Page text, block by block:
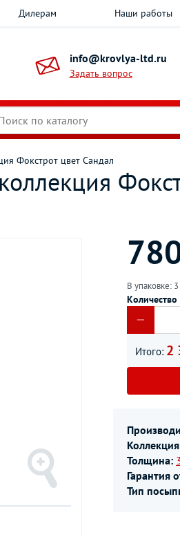
Дилерам Наши работы
info@krovlya-ltd.ru
Задать вопрос
Фокстрот цвет Сандал
В упаковке:
Итого: 2
Толщина:
Гарантия
Тип